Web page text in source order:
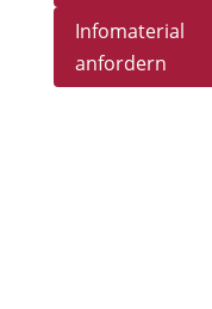
Infomaterial
anfordern